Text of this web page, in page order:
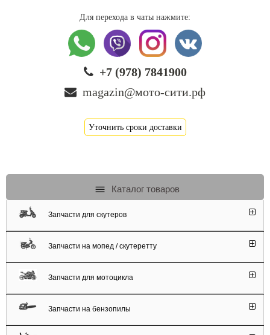
Для перехода в чаты нажмите:
+7 (978) 7841900
magazin@мото-сити.рф
Уточнить сроки доставки
Каталог товаров
Запчасти для скутеров
Запчасти на мопед / скутеретту
Запчасти для мотоцикла
Запчасти на бензопилы